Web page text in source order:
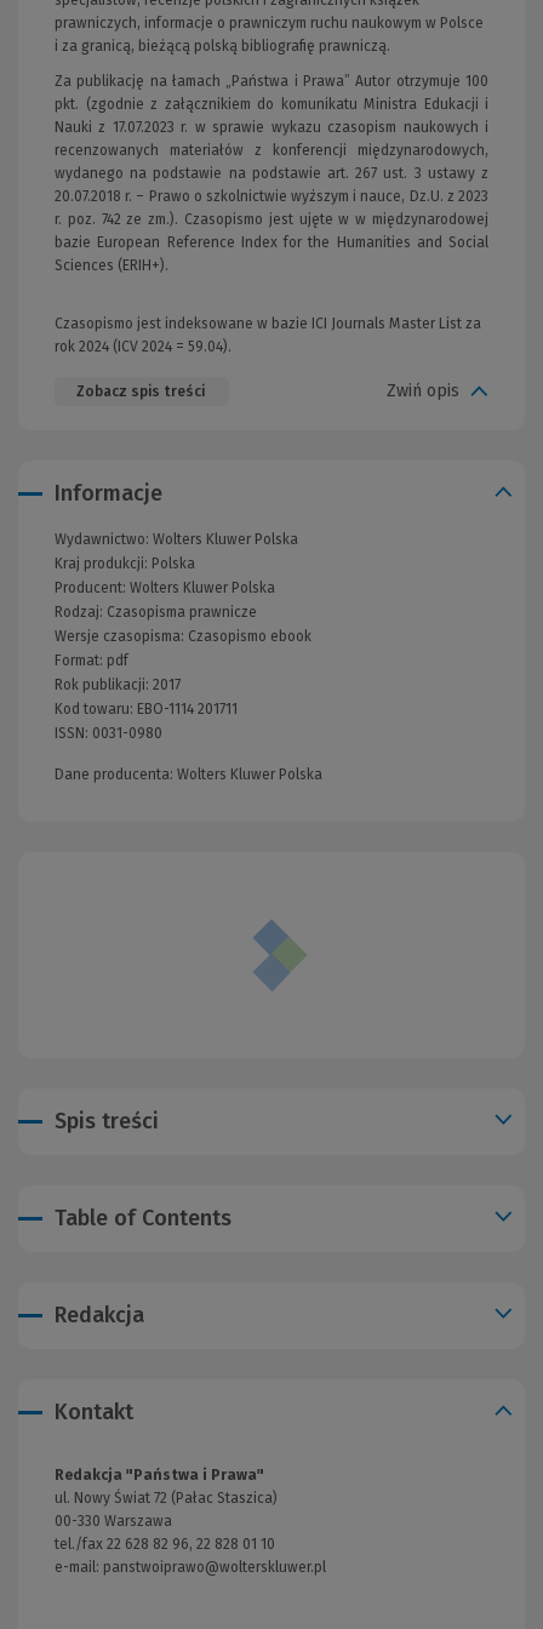
prawniczych, informacje o prawniczym ruchu naukowym w Polsce
i za granicą, bieżącą polską bibliografię prawniczą.
Za publikację na łamach „Państwa i Prawa” Autor otrzymuje 100
pkt. (zgodnie z załącznikiem do komunikatu Ministra Edukacji i
Nauki z 17.07.2023 r. w sprawie wykazu czasopism naukowych i
recenzowanych materiałów z konferencji międzynarodowych,
wydanego na podstawie na podstawie art. 267 ust. 3 ustawy z
20.07.2018 r. – Prawo o szkolnictwie wyższym i nauce, Dz.U. z 2023
r. poz. 742 ze zm.). Czasopismo jest ujęte w w międzynarodowej
bazie European Reference Index for the Humanities and Social
Sciences (ERIH+).
Czasopismo jest indeksowane w bazie ICI Journals Master List za
rok 2024 (ICV 2024 = 59.04).
Zobacz spis treści Zwiń opis
Informacje
Wydawnictwo: Wolters Kluwer Polska
Kraj produkcji: Polska
Producent: Wolters Kluwer Polska
Rodzaj: Czasopisma prawnicze
Wersje czasopisma: Czasopismo ebook
Format: pdf
Rok publikacji: 2017
Kod towaru: EBO-1114 201711
ISSN: 0031-0980
Dane producenta: Wolters Kluwer Polska
Spis treści
Table of Contents
Redakcja
Kontakt
Redakcja "Państwa i Prawa"
ul. Nowy Świat 72 (Pałac Staszica)
00-330 Warszawa
tel./fax 22 628 82 96, 22 828 01 10
e-mail: panstwoiprawo@wolterskluwer.pl